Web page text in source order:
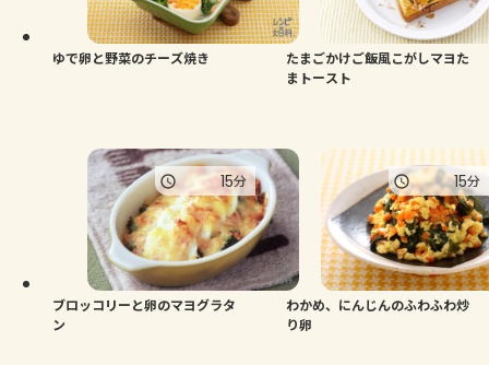
ゆで卵と野菜のチーズ焼き
たまごかけご飯風こがしマヨた
まトースト
ブロッコリーと卵のマヨグラタ
ン
15分
わかめ、にんじんのふわふわ炒
り卵
15分